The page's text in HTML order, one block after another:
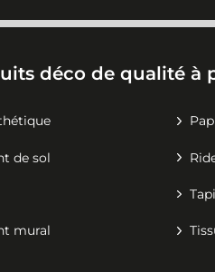
déco de qualité à
de sol
mural